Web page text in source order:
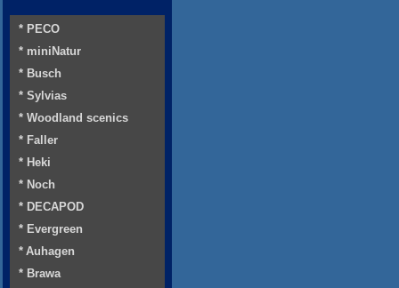
* PECO
* miniNatur
* Busch
* Sylvias
* Woodland scenics
* Faller
* Heki
* Noch
* DECAPOD
* Evergreen
* Auhagen
* Brawa